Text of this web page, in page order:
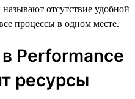
отсутствие удобной
процессы в одном месте.
Performance
ресурсы